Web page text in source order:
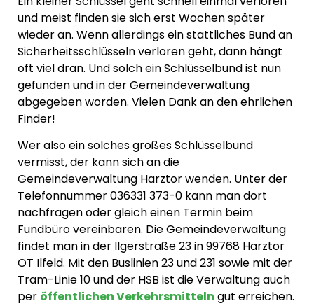
und meist finden sie sich erst Wochen später
wieder an. Wenn allerdings ein stattliches Bund an
Sicherheitsschlüsseln verloren geht, dann hängt
oft viel dran. Und solch ein Schlüsselbund ist nun
gefunden und in der Gemeindeverwaltung
abgegeben worden. Vielen Dank an den ehrlichen
Finder!
Wer also ein solches großes Schlüsselbund
vermisst, der kann sich an die
Gemeindeverwaltung Harztor wenden. Unter der
Telefonnummer 036331 373-0 kann man dort
nachfragen oder gleich einen Termin beim
Fundbüro vereinbaren. Die Gemeindeverwaltung
findet man in der Ilgerstraße 23 in 99768 Harztor
OT Ilfeld. Mit den Buslinien 23 und 231 sowie mit der
Tram-Linie 10 und der HSB ist die Verwaltung auch
per öffentlichen Verkehrsmitteln gut erreichen.